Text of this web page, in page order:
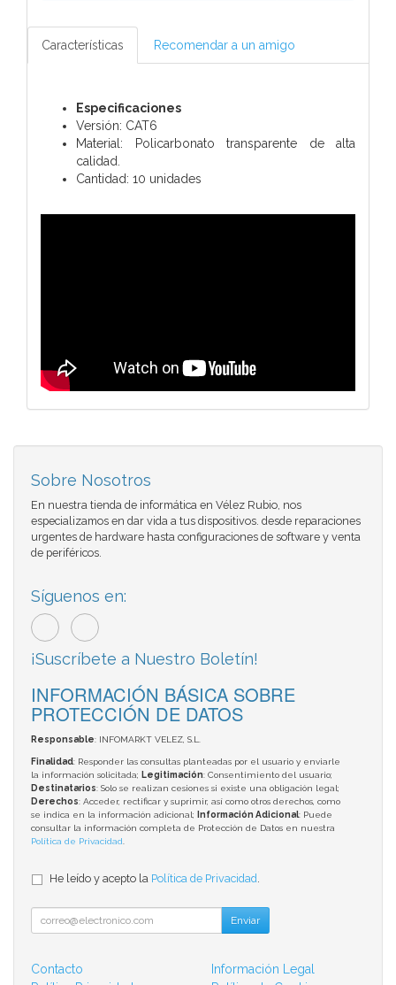
Características Recomendar a un amigo
Especificaciones
Versión: CAT6
Material: Policarbonato transparente de alta
calidad.
Cantidad: 10 unidades
Sobre Nosotros
En nuestra tienda de informática en Vélez Rubio, nos
especializamos en dar vida a tus dispositivos. desde reparaciones
urgentes de hardware hasta configuraciones de software y venta
de periféricos.
Síguenos en:
¡Suscríbete a Nuestro Boletín!
INFORMACIÓN BÁSICA SOBRE
PROTECCIÓN DE DATOS
Responsable: INFOMARKT VELEZ, S.L.
Finalidad: Responder las consultas planteadas por el usuario y enviarle
la información solicitada; Legitimación: Consentimiento del usuario;
Destinatarios: Solo se realizan cesiones si existe una obligación legal;
Derechos: Acceder, rectificar y suprimir, así como otros derechos, como
se indica en la información adicional;
Información Adicional: Puede
consultar la información completa de Protección de Datos en nuestra
Política de Privacidad
He leído y acepto la Política de Privacidad
Enviar
Contacto
Información Legal